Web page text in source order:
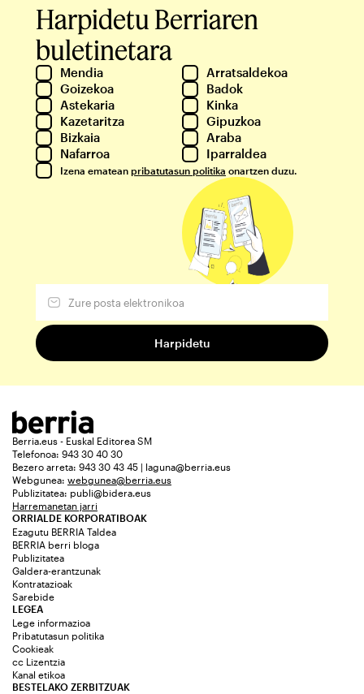
Harpidetu Berriaren
buletinetara
Mendia
Arratsaldekoa
Goizekoa
Badok
Astekaria
Kinka
Kazetaritza
Gipuzkoa
Bizkaia
Araba
Nafarroa
Iparraldea
Izena ematean pribatutasun politika onartzen duzu.
Berria.eus - Euskal Editorea SM
Telefonoa: 943 30 40 30
Bezero arreta: 943 30 43 45 | laguna@berria.eus
Webgunea: webgunea@berria.eus
Publizitatea: publi@bidera.eus
Harremanetan jarri
ORRIALDE KORPORATIBOAK
Ezagutu BERRIA Taldea
BERRIA berri bloga
Publizitatea
Galdera-erantzunak
Kontratazioak
Sarebide
LEGEA
Lege informazioa
Pribatutasun politika
Cookieak
cc Lizentzia
Kanal etikoa
BESTELAKO ZERBITZUAK